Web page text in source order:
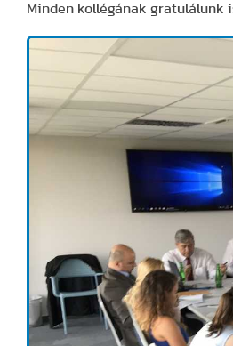
Minden kollégának gratulálunk